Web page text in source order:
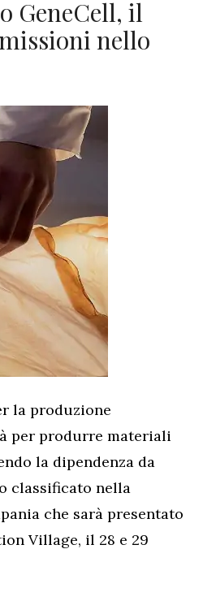
GeneCell, il
nello
la produzione
per produrre materiali
la dipendenza da
classificato nella
che sarà presentato
Village, il 28 e 29